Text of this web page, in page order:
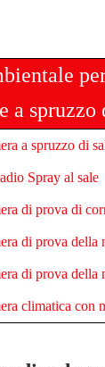
a spruzzo
a spruzzo di
Spray al sale
di prova di
di prova della
di prova della
climatica con